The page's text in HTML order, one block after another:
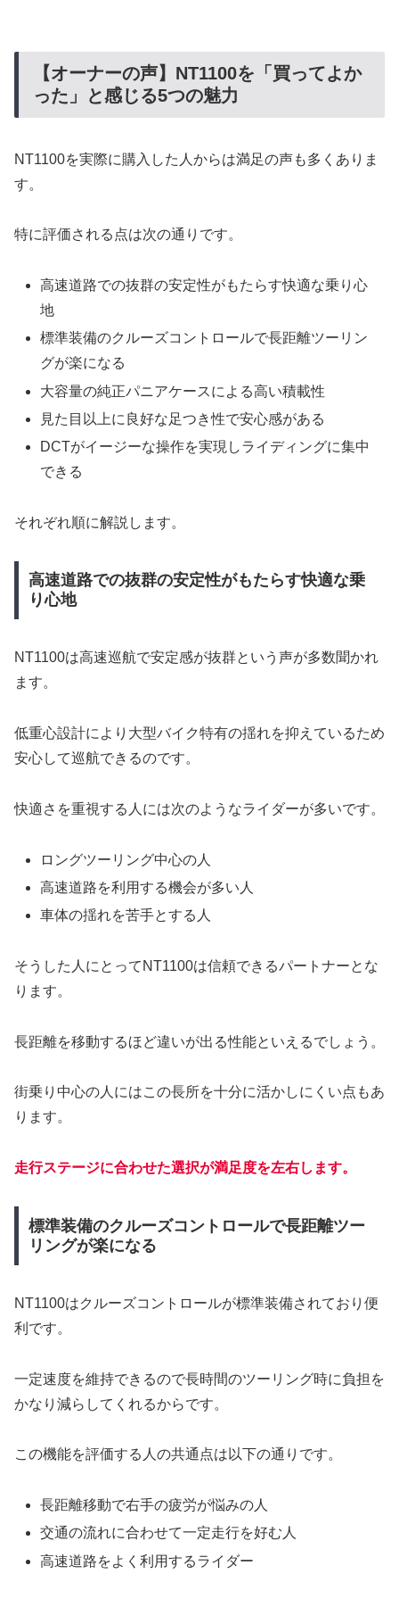
【オーナーの声】NT1100を「買ってよか
った」と感じる5つの魅力
NT1100を実際に購入した人からは満足の声も多くありま
す。
特に評価される点は次の通りです。
高速道路での抜群の安定性がもたらす快適な乗り心
地
標準装備のクルーズコントロールで長距離ツーリン
グが楽になる
大容量の純正パニアケースによる高い積載性
見た目以上に良好な足つき性で安心感がある
DCTがイージーな操作を実現しライディングに集中
できる
それぞれ順に解説します。
高速道路での抜群の安定性がもたらす快適な乗
り心地
NT1100は高速巡航で安定感が抜群という声が多数聞かれ
ます。
低重心設計により大型バイク特有の揺れを抑えているため
安心して巡航できるのです。
快適さを重視する人には次のようなライダーが多いです。
ロングツーリング中心の人
高速道路を利用する機会が多い人
車体の揺れを苦手とする人
そうした人にとってNT1100は信頼できるパートナーとな
ります。
長距離を移動するほど違いが出る性能といえるでしょう。
街乗り中心の人にはこの長所を十分に活かしにくい点もあ
ります。
走行ステージに合わせた選択が満足度を左右します。
標準装備のクルーズコントロールで長距離ツー
リングが楽になる
NT1100はクルーズコントロールが標準装備されており便
利です。
一定速度を維持できるので長時間のツーリング時に負担を
かなり減らしてくれるからです。
この機能を評価する人の共通点は以下の通りです。
長距離移動で右手の疲労が悩みの人
交通の流れに合わせて一定走行を好む人
高速道路をよく利用するライダー